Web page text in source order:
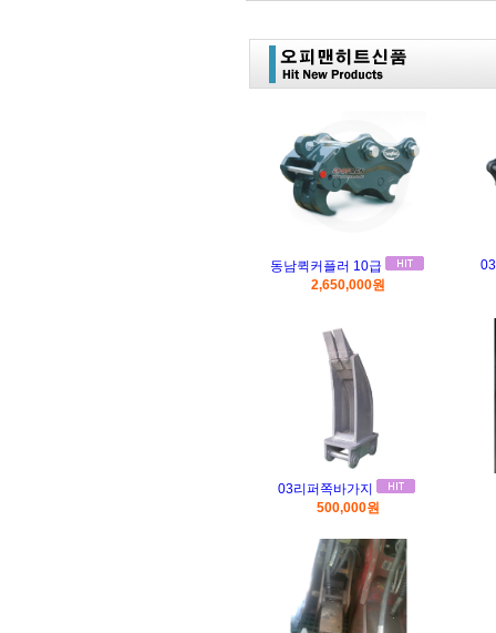
동남퀵커플러 10급
2,650,000원
03리퍼쪽바가지
500,000원